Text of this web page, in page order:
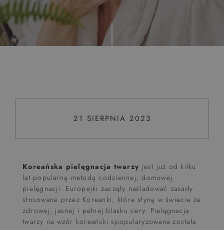
Top 5 bestsellers
WAKACJE nad morzem - Wyspa Skarbów - Pełne
21 SIERPNIA 2023
Koreańska pielęgnacja twarzy jest już od kilku
lat popularną metodą codziennej, domowej
pielęgnacji. Europejki zaczęły naśladować zasady
stosowane przez Koreanki, które słyną w świecie ze
zdrowej, jasnej i pełnej blasku cery. Pielęgnacja
twarzy na wzór koreański spopularyzowana została